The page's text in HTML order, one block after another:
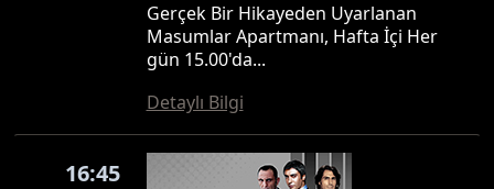
Gerçek Bir Hikayeden Uyarlanan
Masumlar Apartmanı, Hafta İçi Her
gün 15.00'da...
Detaylı Bilgi
16:45